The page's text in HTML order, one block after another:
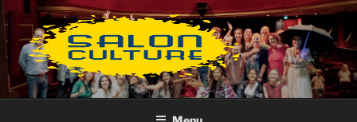
Aller
au
contenu
principal